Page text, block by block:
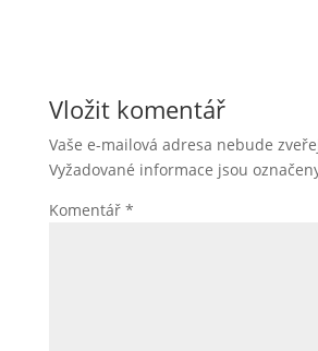
Vložit komentář
Vaše e-mailová adresa nebude
Vyžadované informace jsou
Komentář *